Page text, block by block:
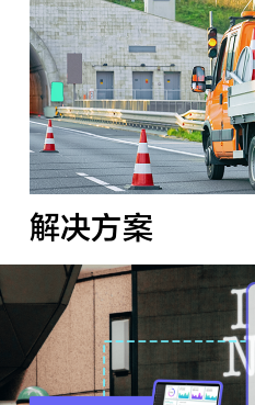
解决方案